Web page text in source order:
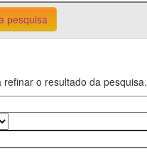
pesquisa
refinar o resultado da pesquisa.